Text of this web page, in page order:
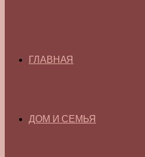
ГЛАВНАЯ
ДОМ И СЕМЬЯ